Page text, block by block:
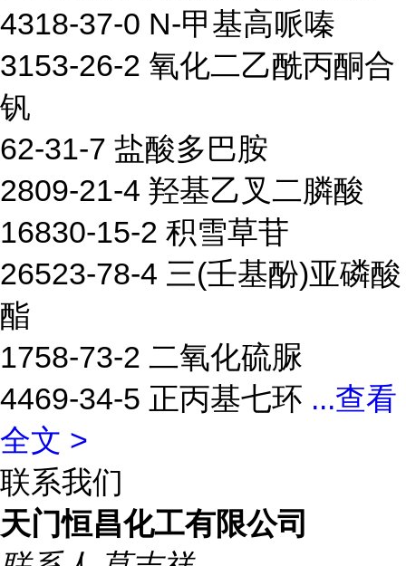
4318-37-0 N-甲基高哌嗪
3153-26-2 氧化二乙酰丙酮合
钒
62-31-7 盐酸多巴胺
2809-21-4 羟基乙叉二膦酸
16830-15-2 积雪草苷
26523-78-4 三(壬基酚)亚磷酸
酯
1758-73-2 二氧化硫脲
4469-34-5 正丙基七环 ...查看
全文 >
联系我们
天门恒昌化工有限公司